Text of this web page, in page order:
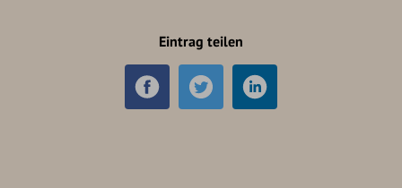
Eintrag teilen